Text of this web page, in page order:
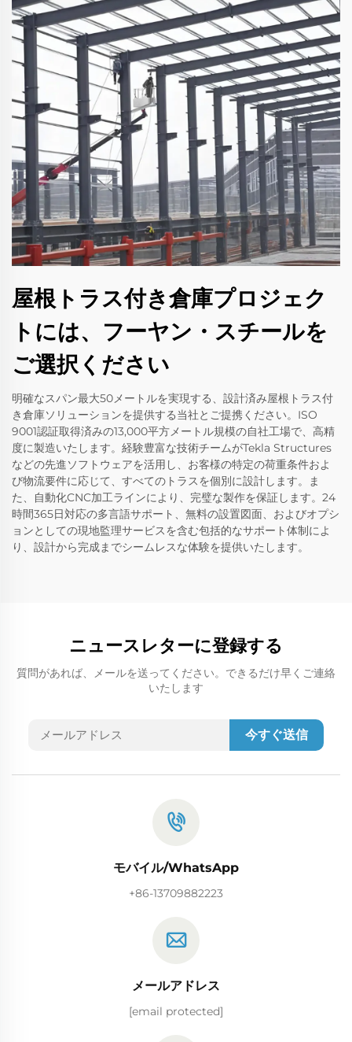
屋根トラス付き倉庫プロジェク
トには、フーヤン・スチールを
ご選択ください
明確なスパン最大50メートルを実現する、設計済み屋根トラス付
き倉庫ソリューションを提供する当社とご提携ください。ISO
9001認証取得済みの13,000平方メートル規模の自社工場で、高精
度に製造いたします。経験豊富な技術チームがTekla Structures
などの先進ソフトウェアを活用し、お客様の特定の荷重条件およ
び物流要件に応じて、すべてのトラスを個別に設計します。ま
た、自動化CNC加工ラインにより、完璧な製作を保証します。24
時間365日対応の多言語サポート、無料の設置図面、およびオプシ
ョンとしての現地監理サービスを含む包括的なサポート体制によ
り、設計から完成までシームレスな体験を提供いたします。
ニュースレターに登録する
質問があれば、メールを送ってください。できるだけ早くご連絡
いたします
今すぐ送信
モバイル/WhatsApp
+86-13709882223
メールアドレス
[email protected]